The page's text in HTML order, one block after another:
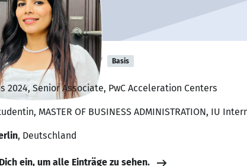
shetty Basis
2024, Senior Associate, PwC Acceleration Centers
MASTER OF BUSINESS ADMINISTRATION, IU
, Deutschland
ein, um alle Einträge zu sehen.